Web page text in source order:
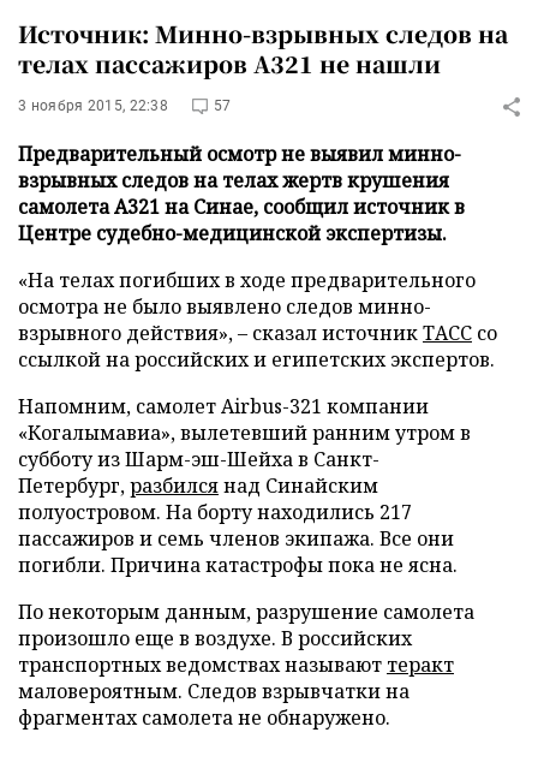
Источник: Минно-взрывных следов на
телах пассажиров A321 не нашли
3 ноября 2015, 22:38 57
Предварительный осмотр не выявил минно-
взрывных следов на телах жертв крушения
самолета А321 на Синае, сообщил источник в
Центре судебно-медицинской экспертизы.
«На телах погибших в ходе предварительного
осмотра не было выявлено следов минно-
взрывного действия», – сказал источникТАСС со
ссылкой на российских и египетских экспертов.
Напомним, самолет Аirbus-321 компании
«Когалымавиа», вылетевший ранним утром в
субботу из Шарм-эш-Шейха в Санкт-
Петербург,разбилсянад Синайским
полуостровом. На борту находились 217
пассажиров и семь членов экипажа. Все они
погибли. Причина катастрофы пока не ясна.
По некоторым данным, разрушение самолета
произошло еще в воздухе. В российских
транспортных ведомствах называют теракт
маловероятным. Следов взрывчатки на
фрагментах самолета не обнаружено.